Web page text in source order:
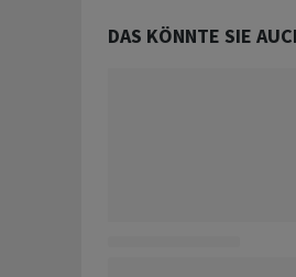
DAS KÖNNTE SIE